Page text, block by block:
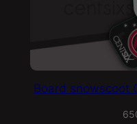
Board snowscoot